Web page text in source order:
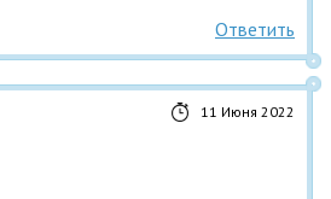
Ответить
11 Июня 2022